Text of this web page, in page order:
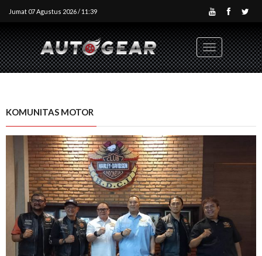
Jumat 07 Agustus 2026 / 11:39
Toggle
navigation
KOMUNITAS MOTOR